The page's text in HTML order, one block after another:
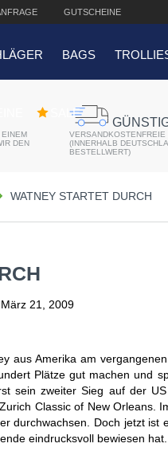
GUTSCHEINE
BAGS
SALE
JGR Driver 2018
DEN
VERSANDKOSTENFREIE
(INNERHALB
BESTELLWERT)
WATNEY STARTET DURCH
März 21, 2009
aus Amerika am
Plätze gut machen und
sein zweiter Sieg auf der
Classic of New Orleans.
durchwachsen. Doch jetzt
eindrucksvoll bewiesen hat.